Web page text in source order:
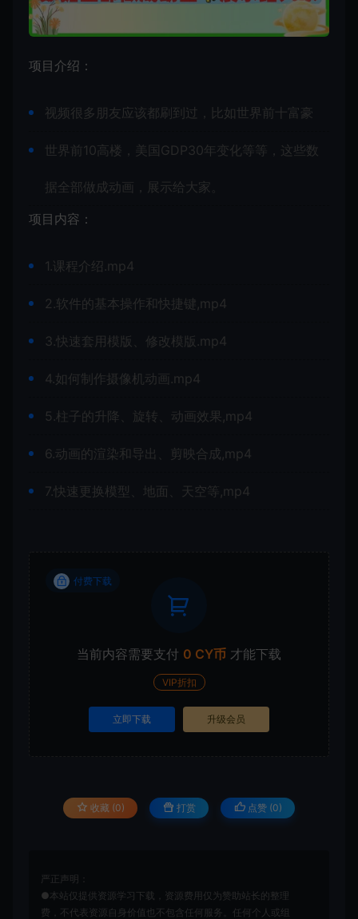
项目介绍：
视频很多朋友应该都刷到过，比如世界前十富豪
世界前10高楼，美国GDP30年变化等等，这些数
据全部做成动画，展示给大家。
项目内容：
1.课程介绍.mp4
2.软件的基本操作和快捷键,mp4
3.快速套用模版、修改模版.mp4
4.如何制作摄像机动画.mp4
5.柱子的升降、旋转、动画效果,mp4
6.动画的渲染和导出、剪映合成,mp4
7.快速更换模型、地面、天空等,mp4
付费下载
当前内容需要支付 0 CY币 才能下载
VIP折扣
立即下载 升级会员
收藏 (0) 打赏 点赞 (0)
严正声明：
●本站仅提供资源学习下载，资源费用仅为赞助站长的整理
费，不代表资源自身价值也不包含任何服务。任何个人或组